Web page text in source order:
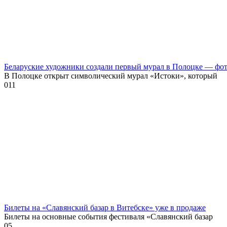
Беларуские художники создали первый мурал в Полоцке —
В Полоцке открыт символический мурал «Истоки», который
011
Билеты на «Славянский базар в Витебске» уже в продаже
Билеты на основные события фестиваля «Славянский базар